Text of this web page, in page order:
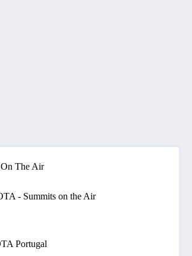
The Air
- Summits on the Air
Portugal